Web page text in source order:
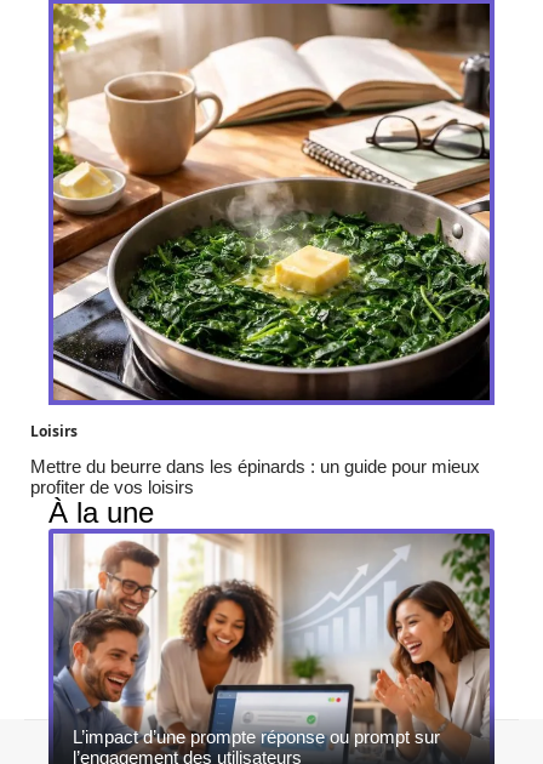
Loisirs
Mettre du beurre dans les épinards : un guide pour mieux
profiter de vos loisirs
À la une
L’impact d’une prompte réponse ou prompt sur
l’engagement des utilisateurs
Contact Mentions légales Sitemap